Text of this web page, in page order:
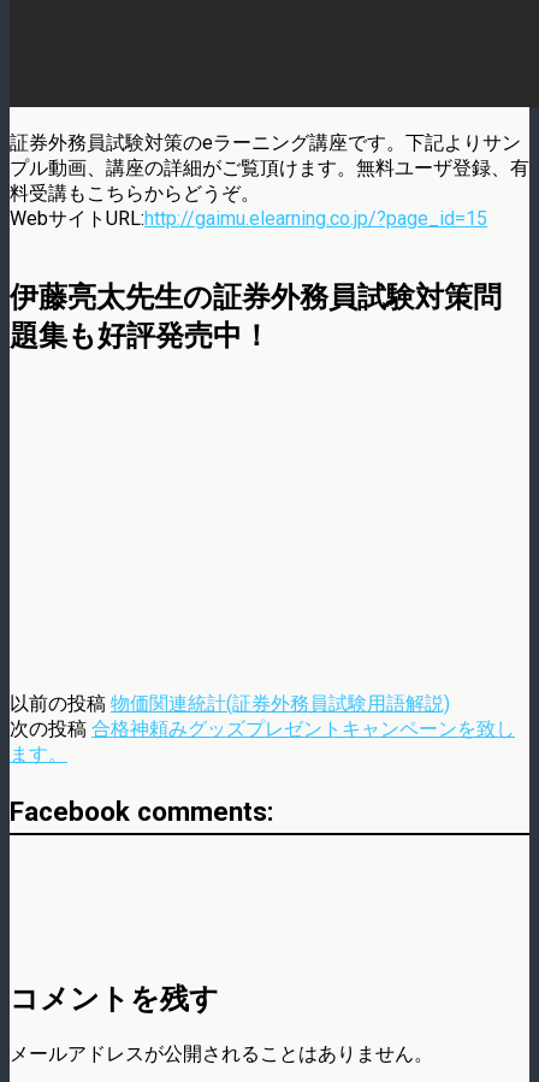
証券外務員試験対策のeラーニング講座です。下記よりサン
プル動画、講座の詳細がご覧頂けます。無料ユーザ登録、有
料受講もこちらからどうぞ。
WebサイトURL:http://gaimu.elearning.co.jp/?page_id=15
伊藤亮太先生の証券外務員試験対策問
題集も好評発売中！
以前の投稿 物価関連統計(証券外務員試験用語解説)
次の投稿 合格神頼みグッズプレゼントキャンペーンを致し
ます。
Facebook comments:
コメントを残す
メールアドレスが公開されることはありません。